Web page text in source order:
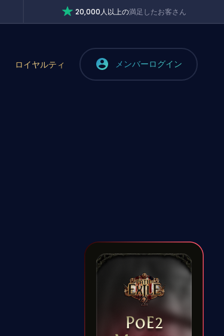
20,000人以上の満足したお客さん
ロイヤルティ メンバーログイン